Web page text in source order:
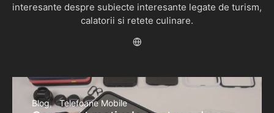
interesante despre subiecte interesante legate de turism,
calatorii si retete culinare.
Blog Telefoane Mobile